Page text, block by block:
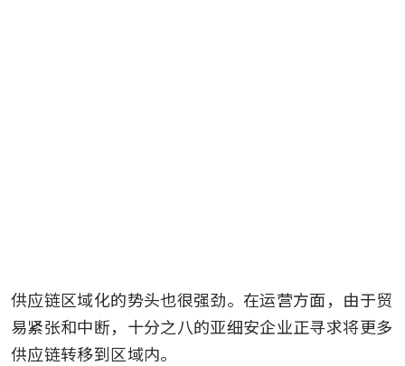
供应链区域化的势头也很强劲。在运营方面，由于贸
易紧张和中断，十分之八的亚细安企业正寻求将更多
供应链转移到区域内。